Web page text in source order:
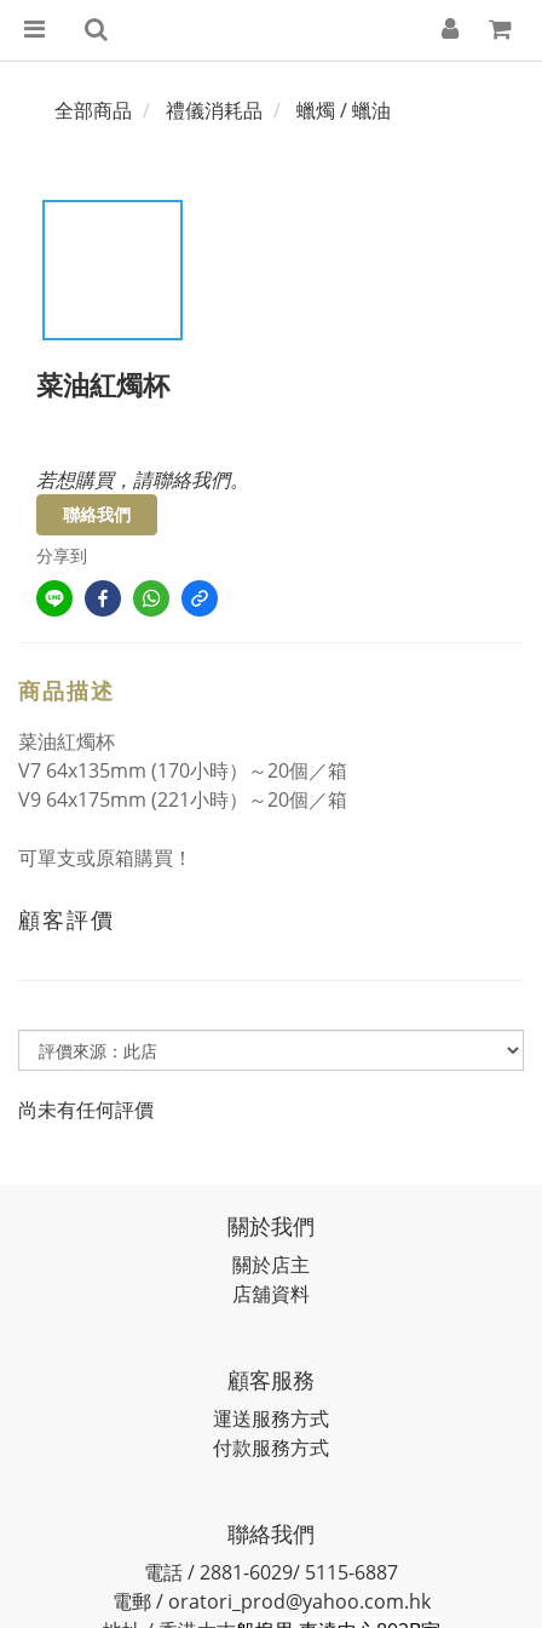
全部商品 禮儀消耗品 蠟燭 / 蠟油
菜油紅燭杯
若想購買，請聯絡我們。
聯絡我們
分享到
商品描述
菜油紅燭杯
V7 64x135mm (170小時）～20個／箱
V9 64x175mm (221小時）～20個／箱
可單支或原箱購買！
顧客評價
尚未有任何評價
關於我們
關於店主
店舖資料
顧客服務
運送服務方式
付款服務方式
聯絡我們
電話 / 2881-6029/ 5115-6887
電郵 / oratori_prod@yahoo.com.hk